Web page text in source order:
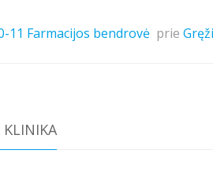
11 Farmacijos bendrovė prie
KLINIKA